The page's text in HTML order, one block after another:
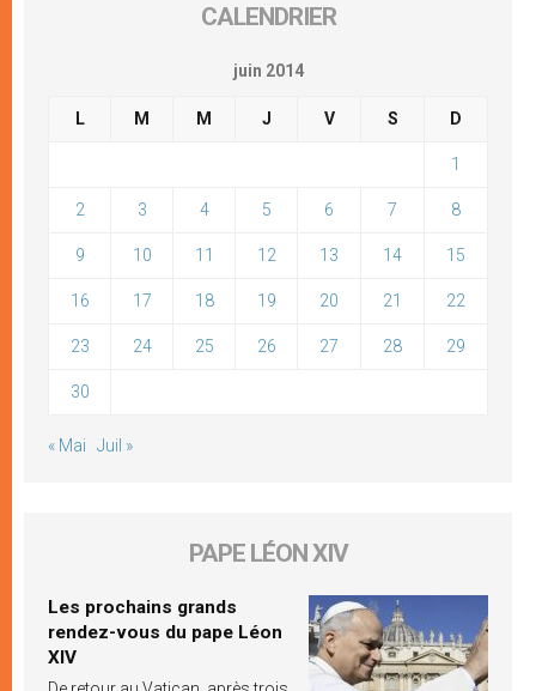
CALENDRIER
juin 2014
L M M J V S D
1
2 3 4 5 6 7 8
9 10 11 12 13 14 15
16 17 18 19 20 21 22
23 24 25 26 27 28 29
30
« Mai Juil »
PAPE LÉON XIV
Les prochains grands
rendez-vous du pape Léon
XIV